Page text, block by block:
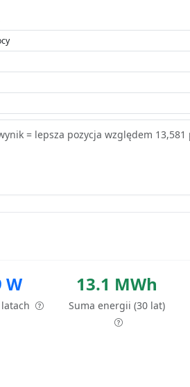
= lepsza pozycja względem
W 13.1 MWh
Suma energii (30 lat)